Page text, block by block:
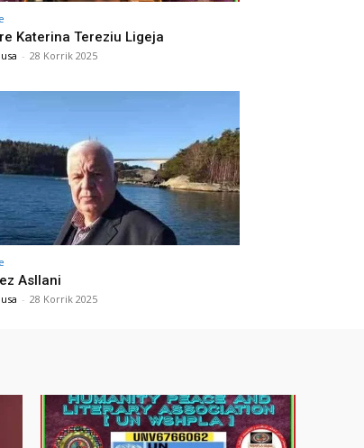
Katerina Tereziu Ligeja
- 28 Korrik 2025
Asllani
- 28 Korrik 2025